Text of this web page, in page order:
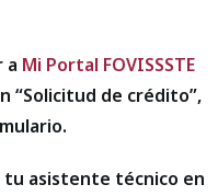
a Mi Portal FOVISSSTE
“Solicitud de crédito”,
tu asistente técnico en